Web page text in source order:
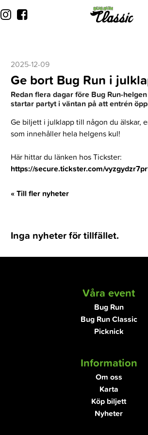
2025-12-09
Ge bort Bug Run i
Redan flera dagar före Bug Run-
startar partyt i väntan på att entrén
Ge biljett i julklapp till någon du älskar,
som innehåller hela helgens kul!
Här hittar du länken hos Tickster:
https://secure.tickster.com/
« Till fler nyheter
Inga nyheter för tillfället.
Våra event
Bug Run
Bug Run Classic
Picknick
Information
Om oss
Karta
Köp biljett
Nyheter